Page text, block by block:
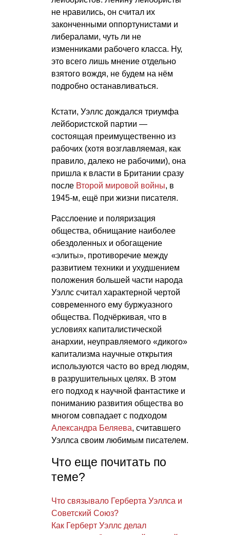
не нравились, он считал их
законченными оппортунистами и
либералами, чуть ли не
изменниками рабочего класса. Ну,
это всего лишь мнение отдельно
взятого вождя, не будем на нём
подробно останавливаться.
Кстати, Уэллс дождался триумфа
лейбористской партии —
состоящая преимущественно из
рабочих (хотя возглавляемая, как
правило, далеко не рабочими), она
пришла к власти в Британии сразу
после Второй мировой войны, в
1945-м, ещё при жизни писателя.
Расслоение и поляризация
общества, обнищание наиболее
обездоленных и обогащение
«элиты», противоречие между
развитием техники и ухудшением
положения большей части народа
Уэллс считал характерной чертой
современного ему буржуазного
общества. Подчёркивая, что в
условиях капиталистической
анархии, неуправляемого «дикого»
капитализма научные открытия
используются часто во вред людям,
в разрушительных целях. В этом
его подход к научной фантастике и
пониманию развития общества во
многом совпадает с подходом
Александра Беляева, считавшего
Уэллса своим любимым писателем.
Что еще почитать по
теме?
Что связывало Герберта Уэллса и
Советский Союз?
Как Герберт Уэллс делал